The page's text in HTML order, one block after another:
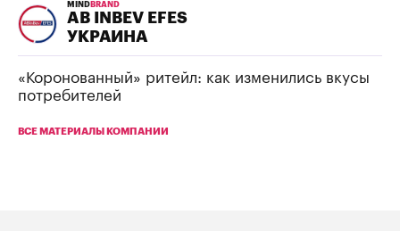
MIND BRAND
AB INBEV EFES
УКРАИНА
«Коронованный» ритейл: как изменились вкусы
потребителей
ВСЕ МАТЕРИАЛЫ КОМПАНИИ